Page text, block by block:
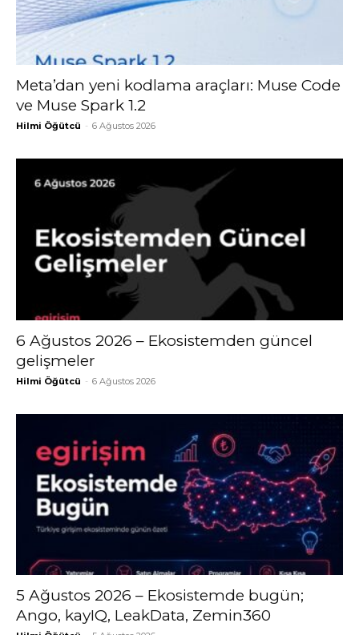
Meta’dan yeni kodlama araçları: Muse Code
ve Muse Spark 1.2
Hilmi Öğütcü - 6 Ağustos 2026
6 Ağustos 2026 – Ekosistemden güncel
gelişmeler
Hilmi Öğütcü - 6 Ağustos 2026
5 Ağustos 2026 – Ekosistemde bugün;
Ango, kayIQ, LeakData, Zemin360